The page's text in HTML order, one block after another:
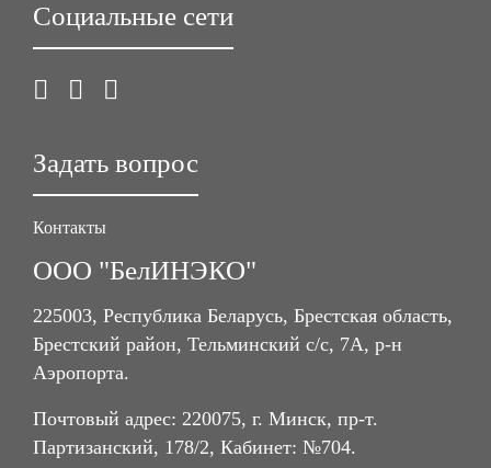
Социальные сети
Задать вопрос
Контакты
ООО "БелИНЭКО"
225003, Республика Беларусь, Брестская область,
Брестский район, Тельминский с/с, 7А, р-н
Аэропорта.
Почтовый адрес: 220075, г. Минск, пр-т.
Партизанский, 178/2, Кабинет: №704.